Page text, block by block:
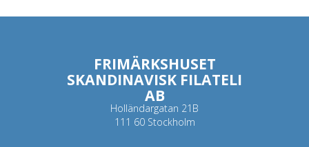
FRIMÄRKSHUSET
SKANDINAVISK FILATELI
AB
Holländargatan 21B
111 60 Stockholm